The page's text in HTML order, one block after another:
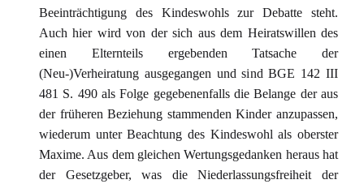
Beeinträchtigung des Kindeswohls zur Debatte steht.
Auch hier wird von der sich aus dem Heiratswillen des
einen Elternteils ergebenden Tatsache der
(Neu-)Verheiratung ausgegangen und sind BGE 142 III
481 S. 490 als Folge gegebenenfalls die Belange der aus
der früheren Beziehung stammenden Kinder anzupassen,
wiederum unter Beachtung des Kindeswohl als oberster
Maxime. Aus dem gleichen Wertungsgedanken heraus hat
der Gesetzgeber, was die Niederlassungsfreiheit der